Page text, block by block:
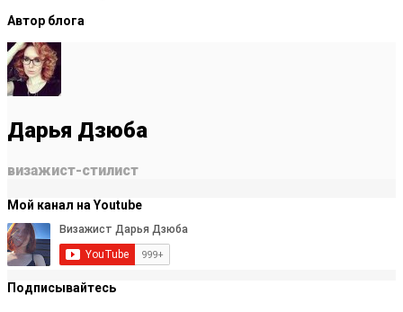
Автор блога
Дарья Дзюба
визажист-стилист
Мой канал на Youtube
Подписывайтесь